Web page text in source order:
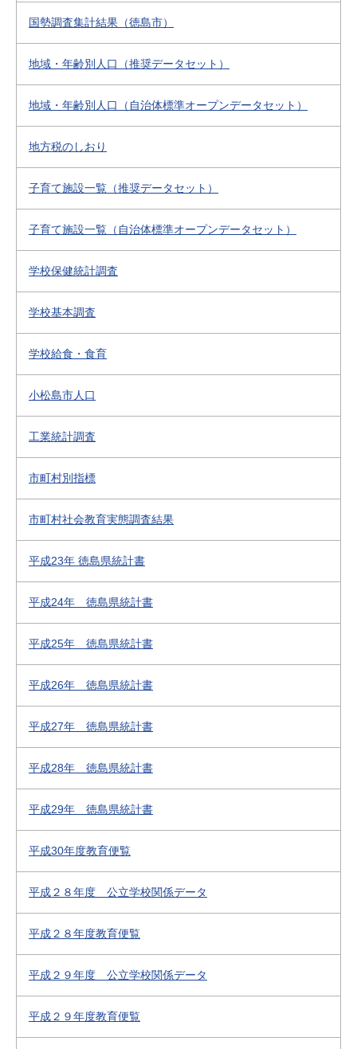
国勢調査集計結果（徳島市）
地域・年齢別人口（推奨データセット）
地域・年齢別人口（自治体標準オープンデータセット）
地方税のしおり
子育て施設一覧（推奨データセット）
子育て施設一覧（自治体標準オープンデータセット）
学校保健統計調査
学校基本調査
学校給食・食育
小松島市人口
工業統計調査
市町村別指標
市町村社会教育実態調査結果
平成23年 徳島県統計書
平成24年 徳島県統計書
平成25年 徳島県統計書
平成26年 徳島県統計書
平成27年 徳島県統計書
平成28年 徳島県統計書
平成29年 徳島県統計書
平成30年度教育便覧
平成２８年度 公立学校関係データ
平成２８年度教育便覧
平成２９年度 公立学校関係データ
平成２９年度教育便覧